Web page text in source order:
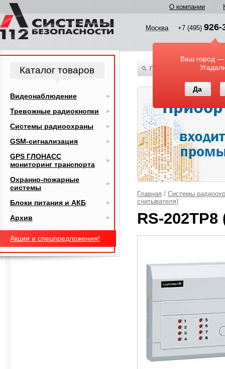
О компании
Москва +7 (495) 926-
Ваш город —
Да
По всему каталогу
Главная / Системы
считывателя)
RS-
Каталог товаров
Видеонаблюдение
Тревожные радиокнопки
Системы радиоохраны
GSM-сигнализация
GPS ГЛОНАСС
мониторинг транспорта
Охранно-пожарные
системы
Блоки питания и АКБ
Архив
Акции и спецпредложения!